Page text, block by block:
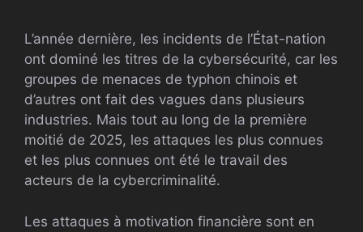
L’année dernière, les incidents de l’État-nation
ont dominé les titres de la cybersécurité, car les
groupes de menaces de typhon chinois et
d’autres ont fait des vagues dans plusieurs
industries. Mais tout au long de la première
moitié de 2025, les attaques les plus connues
et les plus connues ont été le travail des
acteurs de la cybercriminalité.
Les attaques à motivation financière sont en